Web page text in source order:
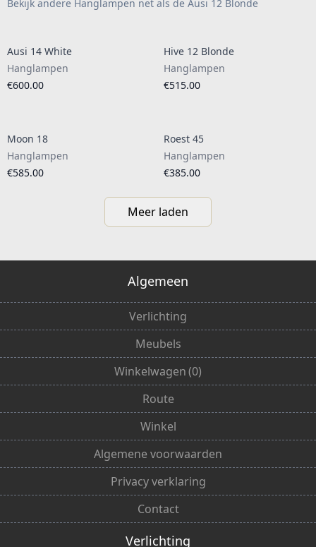
Bekijk andere Hanglampen net als de Ausi 12 Blonde
Ausi 14 White
Hanglampen
€600.00
Hive 12 Blonde
Hanglampen
€515.00
Moon 18
Hanglampen
€585.00
Roest 45
Hanglampen
€385.00
Meer laden
Algemeen
Verlichting
Meubels
Winkelwagen(0)
Route
Winkel
Algemene voorwaarden
Privacy verklaring
Contact
Verlichting